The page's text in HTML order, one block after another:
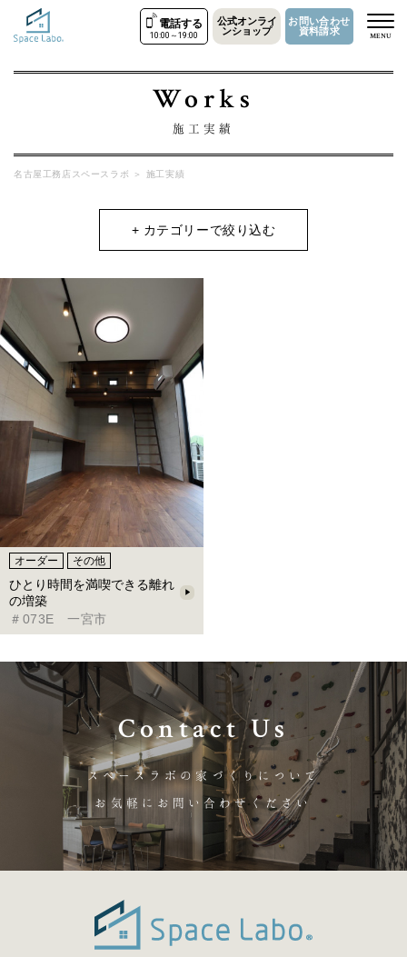
電話する
10:00～19:00
公式オンライ
ンショップ
お問い合わせ
資料請求
MENU
Works
施工実績
名古屋工務店スペースラボ ＞ 施工実績
+ カテゴリーで絞り込む
オーダー その他
ひとり時間を満喫できる離れ
の増築
＃073E 一宮市
Contact Us
スペースラボの家づくりについて
お気軽にお問い合わせください